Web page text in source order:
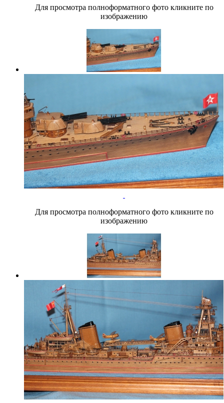
Для просмотра полноформатного фото кликните по
изображению
Для просмотра полноформатного фото кликните по
изображению